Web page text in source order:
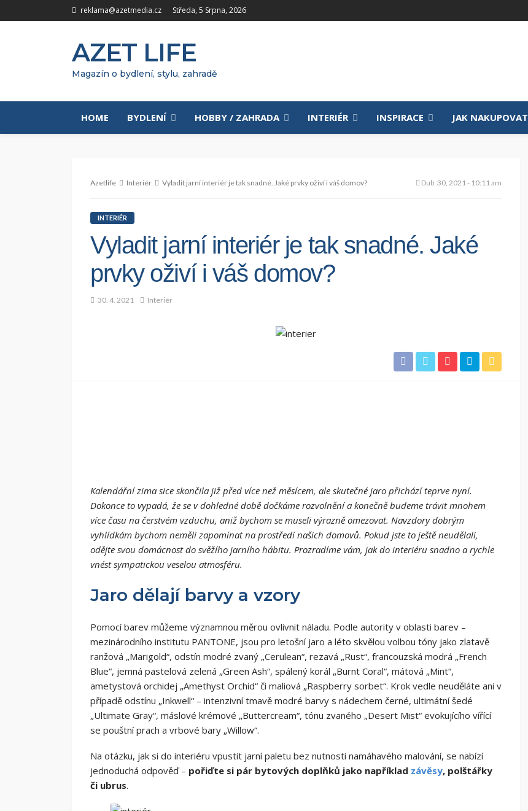
reklama@azetmedia.cz Středa, 5 Srpna, 2026
AZET LIFE
Magazín o bydlení, stylu, zahradě
HOME BYDLENÍ HOBBY / ZAHRADA INTERIÉR INSPIRACE JAK NAKUPOVAT
Azetlife Interiér Vyladit jarní interiér je tak snadné. Jaké prvky oživí i váš domov? Dub. 30, 2021 - 10:11 am
INTERIÉR
Vyladit jarní interiér je tak snadné. Jaké
prvky oživí i váš domov?
30. 4. 2021 Interiér
Kalendářní zima sice skončila již před více než měsícem, ale skutečné jaro přichází teprve nyní.
Dokonce to vypadá, že se v dohledné době dočkáme rozvolnění a konečně budeme trávit mnohem
více času na čerstvém vzduchu, aniž bychom se museli výrazně omezovat. Navzdory dobrým
vyhlídkám bychom neměli zapomínat na prostředí našich domovů. Pokud jste to ještě neudělali,
odějte svou domácnost do svěžího jarního hábitu. Prozradíme vám, jak do interiéru snadno a rychle
vnést sympatickou veselou atmosféru.
Jaro dělají barvy a vzory
Pomocí barev můžeme významnou měrou ovlivnit náladu. Podle autority v oblasti barev –
mezinárodního institutu PANTONE, jsou pro letošní jaro a léto skvělou volbou tóny jako zlatavě
ranžová „Marigold“, odstín modré zvaný „Cerulean“, rezavá „Rust“, francouzská modrá „French
Blue“, jemná pastelová zelená „Green Ash“, spálený korál „Burnt Coral“, mátová „Mint“,
ametystová orchidej „Amethyst Orchid“ či maliová „Raspberry sorbet“. Krok vedle neuděláte ani v
případě odstínu „Inkwell“ – intenzivní tmavě modré barvy s nádechem černé, ultimátní šedé
„Ultimate Gray“, máslové krémové „Buttercream“, tónu zvaného „Desert Mist“ evokujícího vířící
se pouštní prach a vrbové bary „Willow“.
Na otázku, jak si do interiéru vpustit jarní paletu bez nutnosti namáhavého malování, se nabízí
jednoduchá odpověď – pořiďte si pár bytových doplňků jako například závěsy, polštářky
či ubrus.